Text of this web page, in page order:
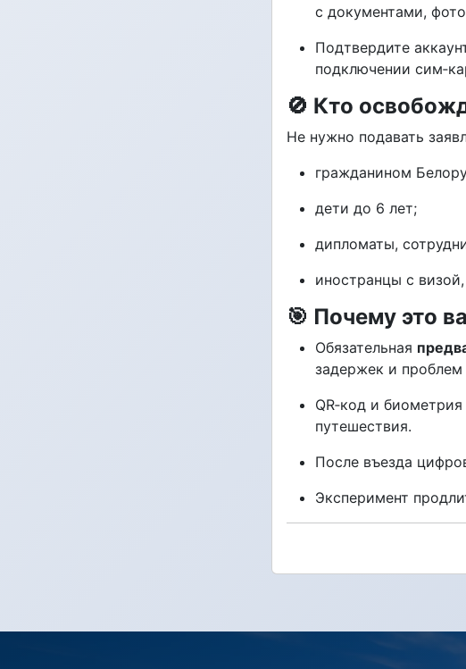
с документами,
Подтвердите
подключении
🚫 Кто
Не нужно подавать
гражданином
дети до 6 лет;
дипломаты,
иностранцы с
🎯 Почему это
Обязательная
задержек и проблем
QR‑код и
путешествия.
После въезда
Эксперимент